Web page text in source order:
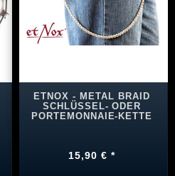
ETNOX - METAL BRAID
SCHLÜSSEL- ODER
PORTEMONNAIE-KETTE
15,90 € *